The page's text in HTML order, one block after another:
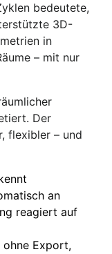
bedeutete,
3D-
in
– mit nur
Der
flexibler – und
an
reagiert auf
ohne Export,